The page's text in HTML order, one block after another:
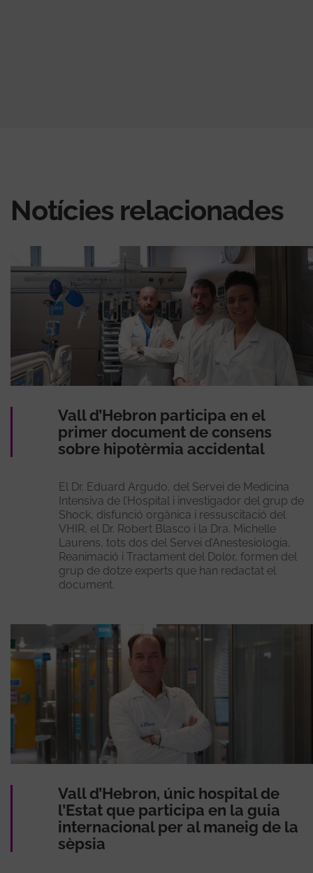
Notícies relacionades
Vall d’Hebron participa en el
primer document de consens
sobre hipotèrmia accidental
El Dr. Eduard Argudo, del Servei de Medicina
Intensiva de l’Hospital i investigador del grup de
Shock, disfunció orgànica i ressuscitació del
VHIR, el Dr. Robert Blasco i la Dra. Michelle
Laurens, tots dos del Servei d’Anestesiologia,
Reanimació i Tractament del Dolor, formen del
grup de dotze experts que han redactat el
document.
Vall d’Hebron, únic hospital de
l’Estat que participa en la guia
internacional per al maneig de la
sèpsia